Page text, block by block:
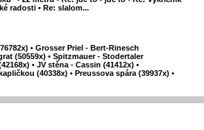
radosti • Re: slalom...
• Grosser Priel - Bert-Rinesch
(50559x) • Spitzmauer - Stodertaler
• JV stěna - Cassin (41412x) •
(40338x) • Preussova spára (39937x) •